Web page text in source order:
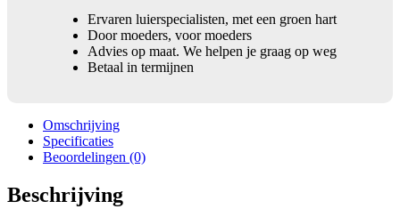
Ervaren luierspecialisten, met een groen hart
Door moeders, voor moeders
Advies op maat. We helpen je graag op weg
Betaal in termijnen
Omschrijving
Specificaties
Beoordelingen (0)
Beschrijving